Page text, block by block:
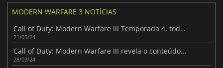
MODERN WARFARE 3 NOTÍCIAS
Call of Duty: Modern Warfare III Temporada 4, todos os pormenores revelados
21/05/24
Call of Duty: Modern Warfare III revela o conteúdo da terceira temporada
28/03/24